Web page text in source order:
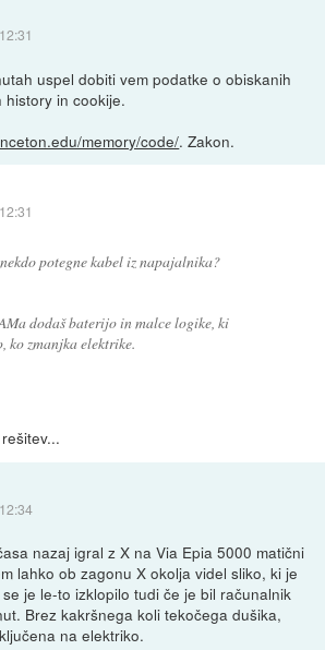
uspel dobiti vem podatke o obiskanih
in cookije.
memory/code/. Zakon.
potegne kabel iz napajalnika?
dodaš baterijo in malce logike, ki
zmanjka elektrike.
nazaj igral z X na Via Epia 5000 matični
lahko ob zagonu X okolja videl sliko, ki je
je le-to izklopilo tudi če je bil računalnik
Brez kakršnega koli tekočega dušika,
na elektriko.